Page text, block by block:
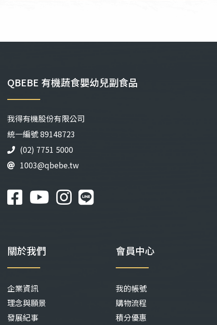
有
式。
產
品
頁
面
選
選
項
有
QBEBE 有機蔬食嬰幼兒副食品
我得有機股份有限公司
統⼀編號 89148723
(02) 7751 5000
1003@qbebe.tw
關於我們
企業資訊
理念與願景
發展紀事
會員中心
我的帳號
購物流程
積分優惠